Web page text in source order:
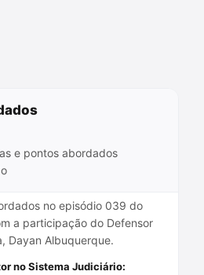
e pontos abordados
no episódio 039 do
a participação do Defensor
Dayan Albuquerque.
no Sistema Judiciário: